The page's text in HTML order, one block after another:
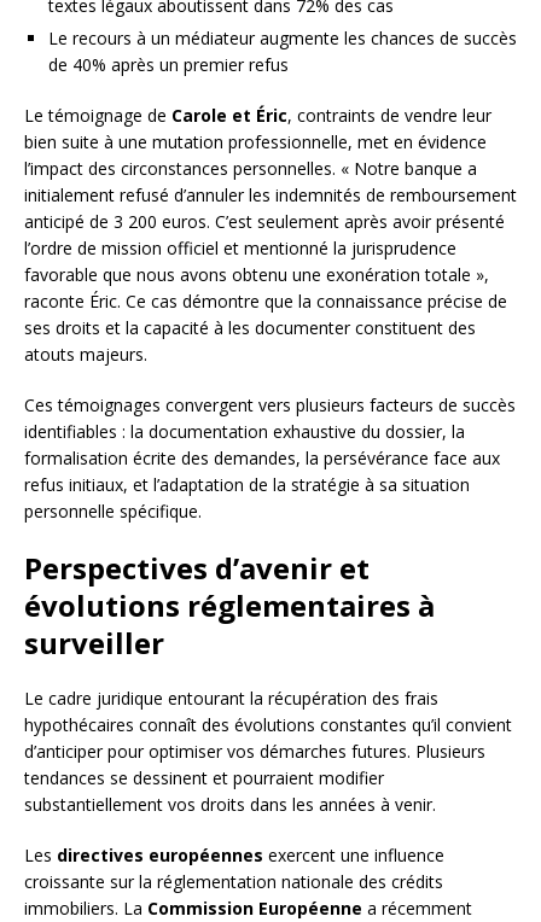
textes légaux aboutissent dans 72% des cas
Le recours à un médiateur augmente les chances de succès
de 40% après un premier refus
Le témoignage de Carole et Éric, contraints de vendre leur
bien suite à une mutation professionnelle, met en évidence
l’impact des circonstances personnelles. « Notre banque a
initialement refusé d’annuler les indemnités de remboursement
anticipé de 3 200 euros. C’est seulement après avoir présenté
l’ordre de mission officiel et mentionné la jurisprudence
favorable que nous avons obtenu une exonération totale »,
raconte Éric. Ce cas démontre que la connaissance précise de
ses droits et la capacité à les documenter constituent des
atouts majeurs.
Ces témoignages convergent vers plusieurs facteurs de succès
identifiables : la documentation exhaustive du dossier, la
formalisation écrite des demandes, la persévérance face aux
refus initiaux, et l’adaptation de la stratégie à sa situation
personnelle spécifique.
Perspectives d’avenir et
évolutions réglementaires à
surveiller
Le cadre juridique entourant la récupération des frais
hypothécaires connaît des évolutions constantes qu’il convient
d’anticiper pour optimiser vos démarches futures. Plusieurs
tendances se dessinent et pourraient modifier
substantiellement vos droits dans les années à venir.
Les directives européennes exercent une influence
croissante sur la réglementation nationale des crédits
immobiliers. La Commission Européenne a récemment